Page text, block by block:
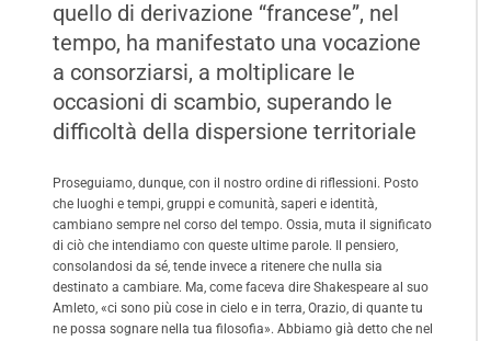
quello di derivazione “francese”, nel
tempo, ha manifestato una vocazione
a consorziarsi, a moltiplicare le
occasioni di scambio, superando le
difficoltà della dispersione territoriale
Proseguiamo, dunque, con il nostro ordine di riflessioni. Posto
che luoghi e tempi, gruppi e comunità, saperi e identità,
cambiano sempre nel corso del tempo. Ossia, muta il significato
di ciò che intendiamo con queste ultime parole. Il pensiero,
consolandosi da sé, tende invece a ritenere che nulla sia
destinato a cambiare. Ma, come faceva dire Shakespeare al suo
Amleto, «ci sono più cose in cielo e in terra, Orazio, di quante tu
ne possa sognare nella tua filosofia». Abbiamo già detto che nel